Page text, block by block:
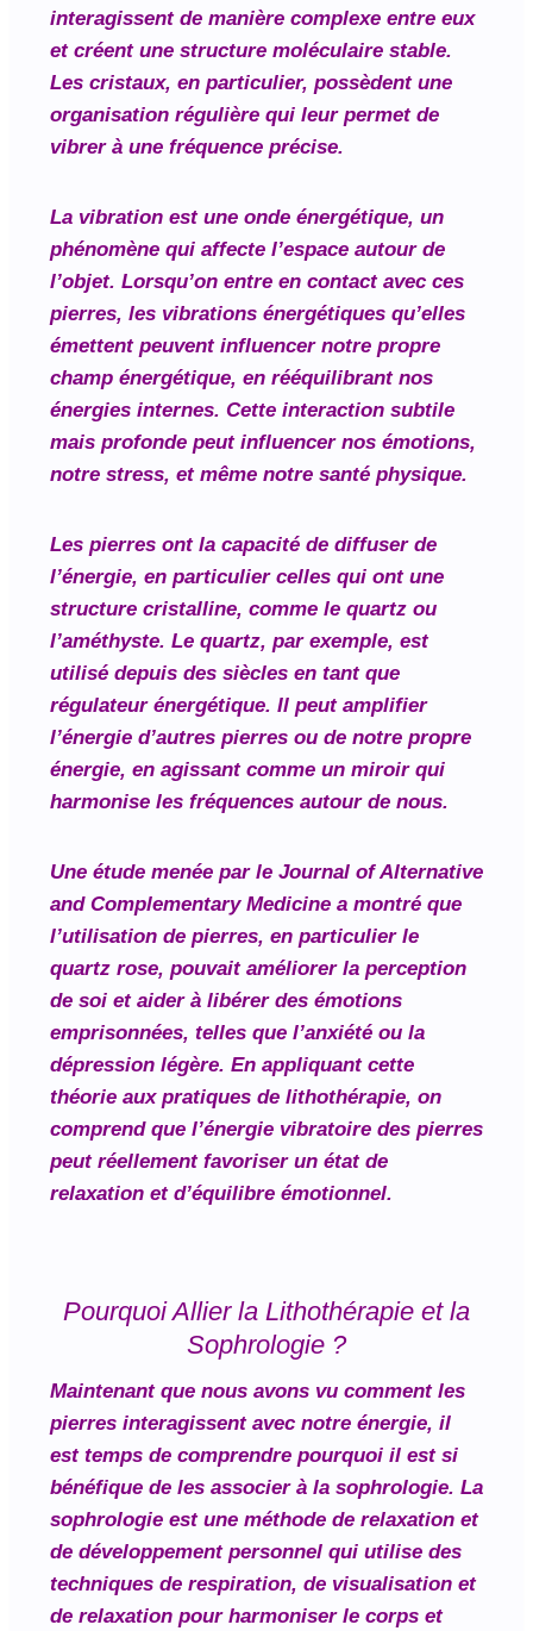
interagissent de manière complexe entre eux
et créent une structure moléculaire stable.
Les cristaux, en particulier, possèdent une
organisation régulière qui leur permet de
vibrer à une fréquence précise.
La vibration est une onde énergétique, un
phénomène qui affecte l’espace autour de
l’objet. Lorsqu’on entre en contact avec ces
pierres, les vibrations énergétiques qu’elles
émettent peuvent influencer notre propre
champ énergétique, en rééquilibrant nos
énergies internes. Cette interaction subtile
mais profonde peut influencer nos émotions,
notre stress, et même notre santé physique.
Les pierres ont la capacité de diffuser de
l’énergie, en particulier celles qui ont une
structure cristalline, comme le quartz ou
l’améthyste. Le quartz, par exemple, est
utilisé depuis des siècles en tant que
régulateur énergétique. Il peut amplifier
l’énergie d’autres pierres ou de notre propre
énergie, en agissant comme un miroir qui
harmonise les fréquences autour de nous.
Une étude menée par le Journal of Alternative
and Complementary Medicine a montré que
l’utilisation de pierres, en particulier le
quartz rose, pouvait améliorer la perception
de soi et aider à libérer des émotions
emprisonnées, telles que l’anxiété ou la
dépression légère. En appliquant cette
théorie aux pratiques de lithothérapie, on
comprend que l’énergie vibratoire des pierres
peut réellement favoriser un état de
relaxation et d’équilibre émotionnel.
Pourquoi Allier la Lithothérapie et la
Sophrologie ?
Maintenant que nous avons vu comment les
pierres interagissent avec notre énergie, il
est temps de comprendre pourquoi il est si
bénéfique de les associer à la sophrologie. La
sophrologie est une méthode de relaxation et
de développement personnel qui utilise des
techniques de respiration, de visualisation et
de relaxation pour harmoniser le corps et